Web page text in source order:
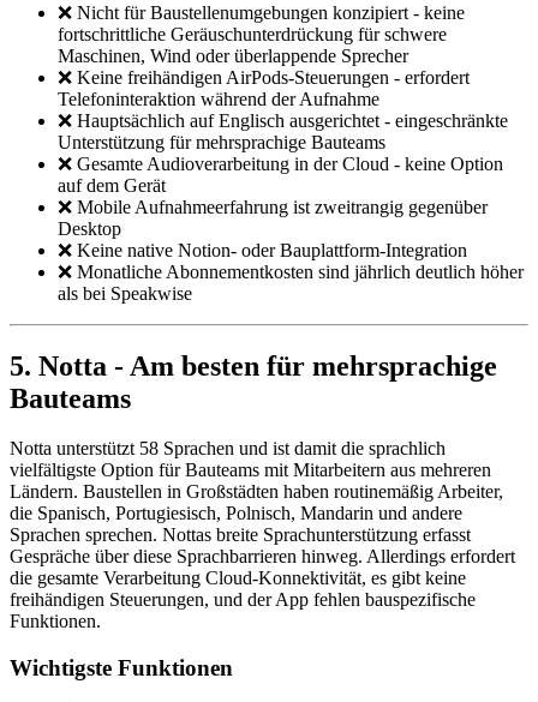
❌ Nicht für Baustellenumgebungen konzipiert - keine
fortschrittliche Geräuschunterdrückung für schwere
Maschinen, Wind oder überlappende Sprecher
❌ Keine freihändigen AirPods-Steuerungen - erfordert
Telefoninteraktion während der Aufnahme
❌ Hauptsächlich auf Englisch ausgerichtet - eingeschränkte
Unterstützung für mehrsprachige Bauteams
❌ Gesamte Audioverarbeitung in der Cloud - keine Option
auf dem Gerät
❌ Mobile Aufnahmeerfahrung ist zweitrangig gegenüber
Desktop
❌ Keine native Notion- oder Bauplattform-Integration
❌ Monatliche Abonnementkosten sind jährlich deutlich höher
als bei Speakwise
5. Notta - Am besten für mehrsprachige
Bauteams
Notta unterstützt 58 Sprachen und ist damit die sprachlich
vielfältigste Option für Bauteams mit Mitarbeitern aus mehreren
Ländern. Baustellen in Großstädten haben routinemäßig Arbeiter,
die Spanisch, Portugiesisch, Polnisch, Mandarin und andere
Sprachen sprechen. Nottas breite Sprachunterstützung erfasst
Gespräche über diese Sprachbarrieren hinweg. Allerdings erfordert
die gesamte Verarbeitung Cloud-Konnektivität, es gibt keine
freihändigen Steuerungen, und der App fehlen bauspezifische
Funktionen.
Wichtigste Funktionen